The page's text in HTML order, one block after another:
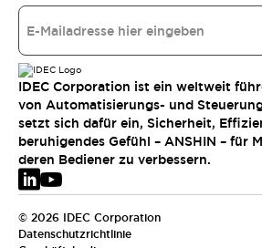
IDEC Corporation ist ein weltweit
von Automatisierungs- und
setzt sich dafür ein, Sicherheit,
beruhigendes Gefühl – ANSHIN – für
deren Bediener zu verbessern.
© 2026 IDEC Corporation
Datenschutzrichtlinie